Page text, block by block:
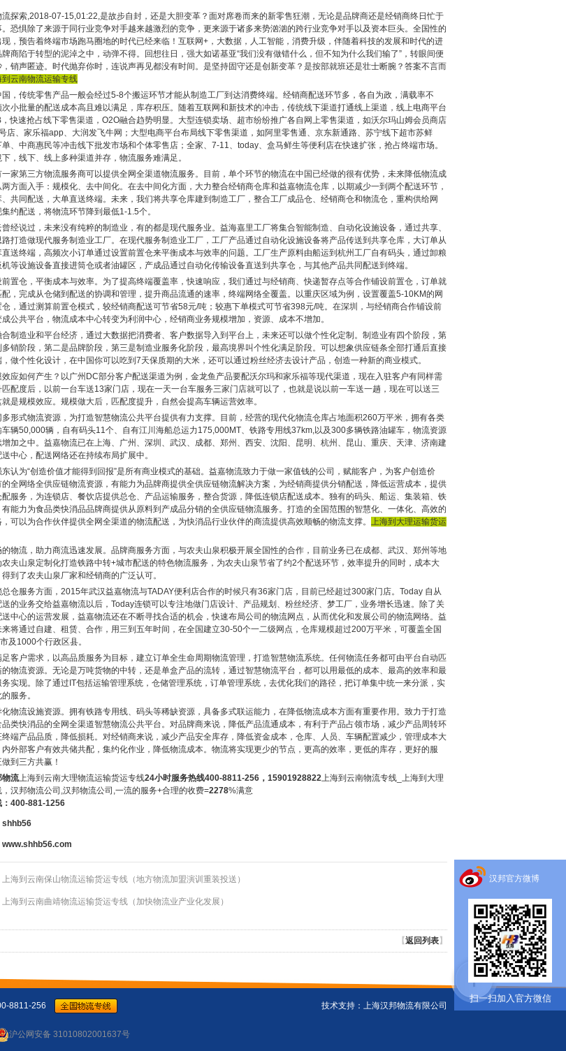
探索,2018-07-15,01:22,是故步自封，还是大胆变革？面对席卷而来的新零售狂潮，无论是品牌商还是经销商终日忙于
恐惧除了来源于同行业竞争对手越来越激烈的竞争，更来源于诸多来势汹汹的跨行业竞争对手以及资本巨头。全国性的
，预告着终端市场跑马圈地的时代已经来临！互联网+，大数据，人工智能，消费升级，伴随着科技的发展和时代的进
商陷于转型的泥淖之中，动弹不得。回想往日，强大如诺基亚“我们没有做错什么，但不知为什么我们输了”，转眼间便
销声匿迹。时代抛弃你时，连说声再见都没有时间。是坚持固守还是创新变革？是按部就班还是壮士断腕？答案不言而
到云南物流运输专线
国，传统零售产品一般会经过5-8个搬运环节才能从制造工厂到达消费终端。经销商配送环节多，各自为政，满载率不
小批量的配送成本高且难以满足，库存积压。随着互联网和新技术的冲击，传统线下渠道打通线上渠道，线上电商平台
快速抢占线下零售渠道，O2O融合趋势明显。大型连锁卖场、超市纷纷推广各自网上零售渠道，如沃尔玛山姆会员商店
店、家乐福app、大润发飞牛网；大型电商平台布局线下零售渠道，如阿里零售通、京东新通路、苏宁线下超市苏鲜
、中商惠民等冲击线下批发市场和个体零售店；全家、7-11、today、盒马鲜生等便利店在快速扩张，抢占终端市场。
，线下、线上多种渠道并存，物流服务难满足。
一家第三方物流服务商可以提供全网全渠道物流服务。目前，单个环节的物流在中国已经做的很有优势，未来降低物流成
方面入手：规模化、去中间化。在去中间化方面，大力整合经销商仓库和益嘉物流仓库，以期减少一到两个配送环节，
共同配送，大单直送终端。未来，我们将共享仓库建到制造工厂，整合工厂成品仓、经销商仓和物流仓，重构供给网
约配送，将物流环节降到最低1-1.5个。
曾经说过，未来没有纯粹的制造业，有的都是现代服务业。益海嘉里工厂将集合智能制造、自动化设施设备，通过共享、
打造做现代服务制造业工厂。在现代服务制造业工厂，工厂产品通过自动化设施设备将产品传送到共享仓库，大订单从
送终端，高频次小订单通过设置前置仓来平衡成本与效率的问题。工厂生产原料由船运到杭州工厂自有码头，通过卸粮
等设施设备直接进筒仓或者油罐区，产成品通过自动化传输设备直送到共享仓，与其他产品共同配送到终端。
前置仓，平衡成本与效率。为了提高终端覆盖率，快速响应，我们通过与经销商、快递暂存点等合作铺设前置仓，订单就
，完成从仓储到配送的协调和管理，提升商品流通的速率，终端网络全覆盖。以重庆区域为例，设置覆盖5-10KM的网
仓，通过测算前置仓模式，较经销商配送可节省58元/吨；较惠下单模式可节省398元/吨。在深圳，与经销商合作铺设前
公共平台，物流成本中心转变为利润中心，经销商业务规模增加，资源、成本不增加。
合制造业和平台经济，通过大数据把消费者、客户数据导入到平台上，未来还可以做个性化定制。制造业有四个阶段，第
销阶段，第二是品牌阶段，第三是制造业服务化阶段，最高境界叫个性化满足阶段。可以想象供应链条全部打通后直接
做个性化设计，在中国你可以吃到7天保质期的大米，还可以通过粉丝经济去设计产品，创造一种新的商业模式。
效应如何产生？以广州DC部分客户配送渠道为例，金龙鱼产品要配沃尔玛和家乐福等现代渠道，现在入驻客户有同样需
配度后，以前一台车送13家门店，现在一天一台车服务三家门店就可以了，也就是说以前一车送一趟，现在可以送三
就是规模效应。规模做大后，匹配度提升，自然会提高车辆运营效率。
多形式物流资源，为打造智慧物流公共平台提供有力支撑。目前，经营的现代化物流仓库占地面积260万平米，拥有各类
车辆50,000辆，自有码头11个、自有江川海船总运力175,000MT、铁路专用线37km,以及300多辆铁路油罐车，物流资源
加之中。益嘉物流已在上海、广州、深圳、武汉、成都、郑州、西安、沈阳、昆明、杭州、昆山、重庆、天津、济南建
中心，配送网络还在持续布局扩展中。
东认为“创造价值才能得到回报”是所有商业模式的基础。益嘉物流致力于做一家值钱的公司，赋能客户，为客户创造价
全网络全供应链物流资源，有能力为品牌商提供全供应链物流解决方案，为经销商提供分销配送，降低运营成本，提供
服务，为连锁店、餐饮店提供总仓、产品运输服务，整合货源，降低连锁店配送成本。独有的码头、船运、集装箱、铁
能力为食品类快消品品牌商提供从原料到产成品分销的全供应链物流服务。打造的全国范围的智慧化、一体化、高效的
可以为合作伙伴提供全网全渠道的物流配送，为快消品行业伙伴的商流提供高效顺畅的物流支撑。 上海到大理运输货运
的物流，助力商流迅速发展。品牌商服务方面，与农夫山泉积极开展全国性的合作，目前业务已在成都、武汉、郑州等地
夫山泉定制化打造铁路中转+城市配送的特色物流服务，为农夫山泉节省了约2个配送环节，效率提升的同时，成本大
到了农夫山泉厂家和经销商的广泛认可。
总仓服务方面，2015年武汉益嘉物流与TADAY便利店合作的时候只有36家门店，目前已经超过300家门店。Today 自从
的业务交给益嘉物流以后，Today连锁可以专注地做门店设计、产品规划、粉丝经济、梦工厂，业务增长迅速。除了关
中心的运营发展，益嘉物流还在不断寻找合适的机会，快速布局公司的物流网点，从而优化和发展公司的物流网络。益
来将通过自建、租赁、合作，用三到五年时间，在全国建立30-50个一二级网点，仓库规模超过200万平米，可覆盖全国
及1000个行政区县。
足客户需求，以高品质服务为目标，建立订单全生命周期物流管理，打造智慧物流系统。任何物流任务都可由平台自动匹
物流资源。无论是万吨货物的中转，还是单盒产品的流转，通过智慧物流平台，都可以用最低的成本、最高的效率和最
实现。除了通过IT包括运输管理系统，仓储管理系统，订单管理系统，去优化我们的路径，把订单集中统一来分派，实
服务。
化物流设施资源。拥有铁路专用线、码头等稀缺资源，具备多式联运能力，在降低物流成本方面有重要作用。致力于打造
品类快消品的全网全渠道智慧物流公共平台。对品牌商来说，降低产品流通成本，有利于产品占领市场，减少产品周转环
端产品品质，降低损耗。对经销商来说，减少产品安全库存，降低资金成本，仓库、人员、车辆配置减少，管理成本大
内外部客户有效共储共配，集约化作业，降低物流成本。物流将实现更少的节点，更高的效率，更低的库存，更好的服
到三方共赢！
物流上海到云南大理物流运输货运专线24小时服务热线400-8811-256， 15901928822上海到云南物流专线_上海到大理
汉邦物流公司,汉邦物流公司,一流的服务+合理的收费=2278%满意
400-881-1256
shhb56
www.shhb56.com
上海到云南保山物流运输货运专线（地方物流加盟演训重装投送）
上海到云南曲靖物流运输货运专线（加快物流业产业化发展）
【返回列表】
技术支持： 上海汉邦物流有限公司
8811-256
沪公网安备 31010802001637号
汉邦官方微博
扫一扫加入官方微信